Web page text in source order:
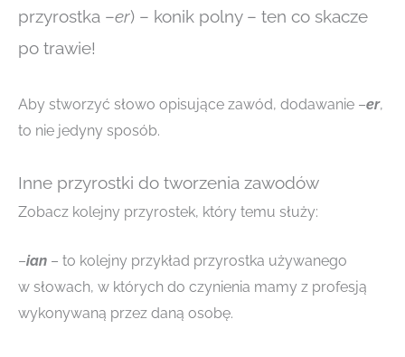
przyrostka –er) – konik polny – ten co skacze
po trawie!
Aby stworzyć słowo opisujące zawód, dodawanie –er,
to nie jedyny sposób.
Inne przyrostki do tworzenia zawodów
Zobacz kolejny przyrostek, który temu służy:
–ian – to kolejny przykład przyrostka używanego
w słowach, w których do czynienia mamy z profesją
wykonywaną przez daną osobę.